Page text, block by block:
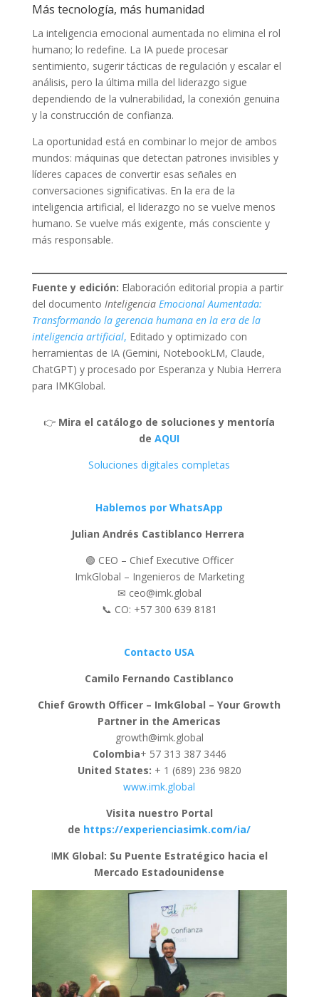
Más tecnología, más humanidad
La inteligencia emocional aumentada no elimina el rol
humano; lo redefine. La IA puede procesar
sentimiento, sugerir tácticas de regulación y escalar el
análisis, pero la última milla del liderazgo sigue
dependiendo de la vulnerabilidad, la conexión genuina
y la construcción de confianza.
La oportunidad está en combinar lo mejor de ambos
mundos: máquinas que detectan patrones invisibles y
líderes capaces de convertir esas señales en
conversaciones significativas. En la era de la
inteligencia artificial, el liderazgo no se vuelve menos
humano. Se vuelve más exigente, más consciente y
más responsable.
Fuente y edición: Elaboración editorial propia a partir
del documento Inteligencia Emocional Aumentada:
Transformando la gerencia humana en la era de la
inteligencia artificial, Editado y optimizado con
herramientas de IA (Gemini, NotebookLM, Claude,
ChatGPT) y procesado por Esperanza y Nubia Herrera
para IMKGlobal.
👉 Mira el catálogo de soluciones y mentoría
de AQUI
Soluciones digitales completas
Hablemos por WhatsApp
Julian Andrés Castiblanco Herrera
🟢 CEO – Chief Executive Officer
ImkGlobal – Ingenieros de Marketing
✉ ceo@imk.global
📞 CO: +57 300 639 8181
Contacto USA
Camilo Fernando Castiblanco
Chief Growth Officer – ImkGlobal – Your Growth
Partner in the Americas
growth@imk.global
Colombia+ 57 313 387 3446
United States: + 1 (689) 236 9820
www.imk.global
Visita nuestro Portal
de https://experienciasimk.com/ia/
IMK Global: Su Puente Estratégico hacia el
Mercado Estadounidense